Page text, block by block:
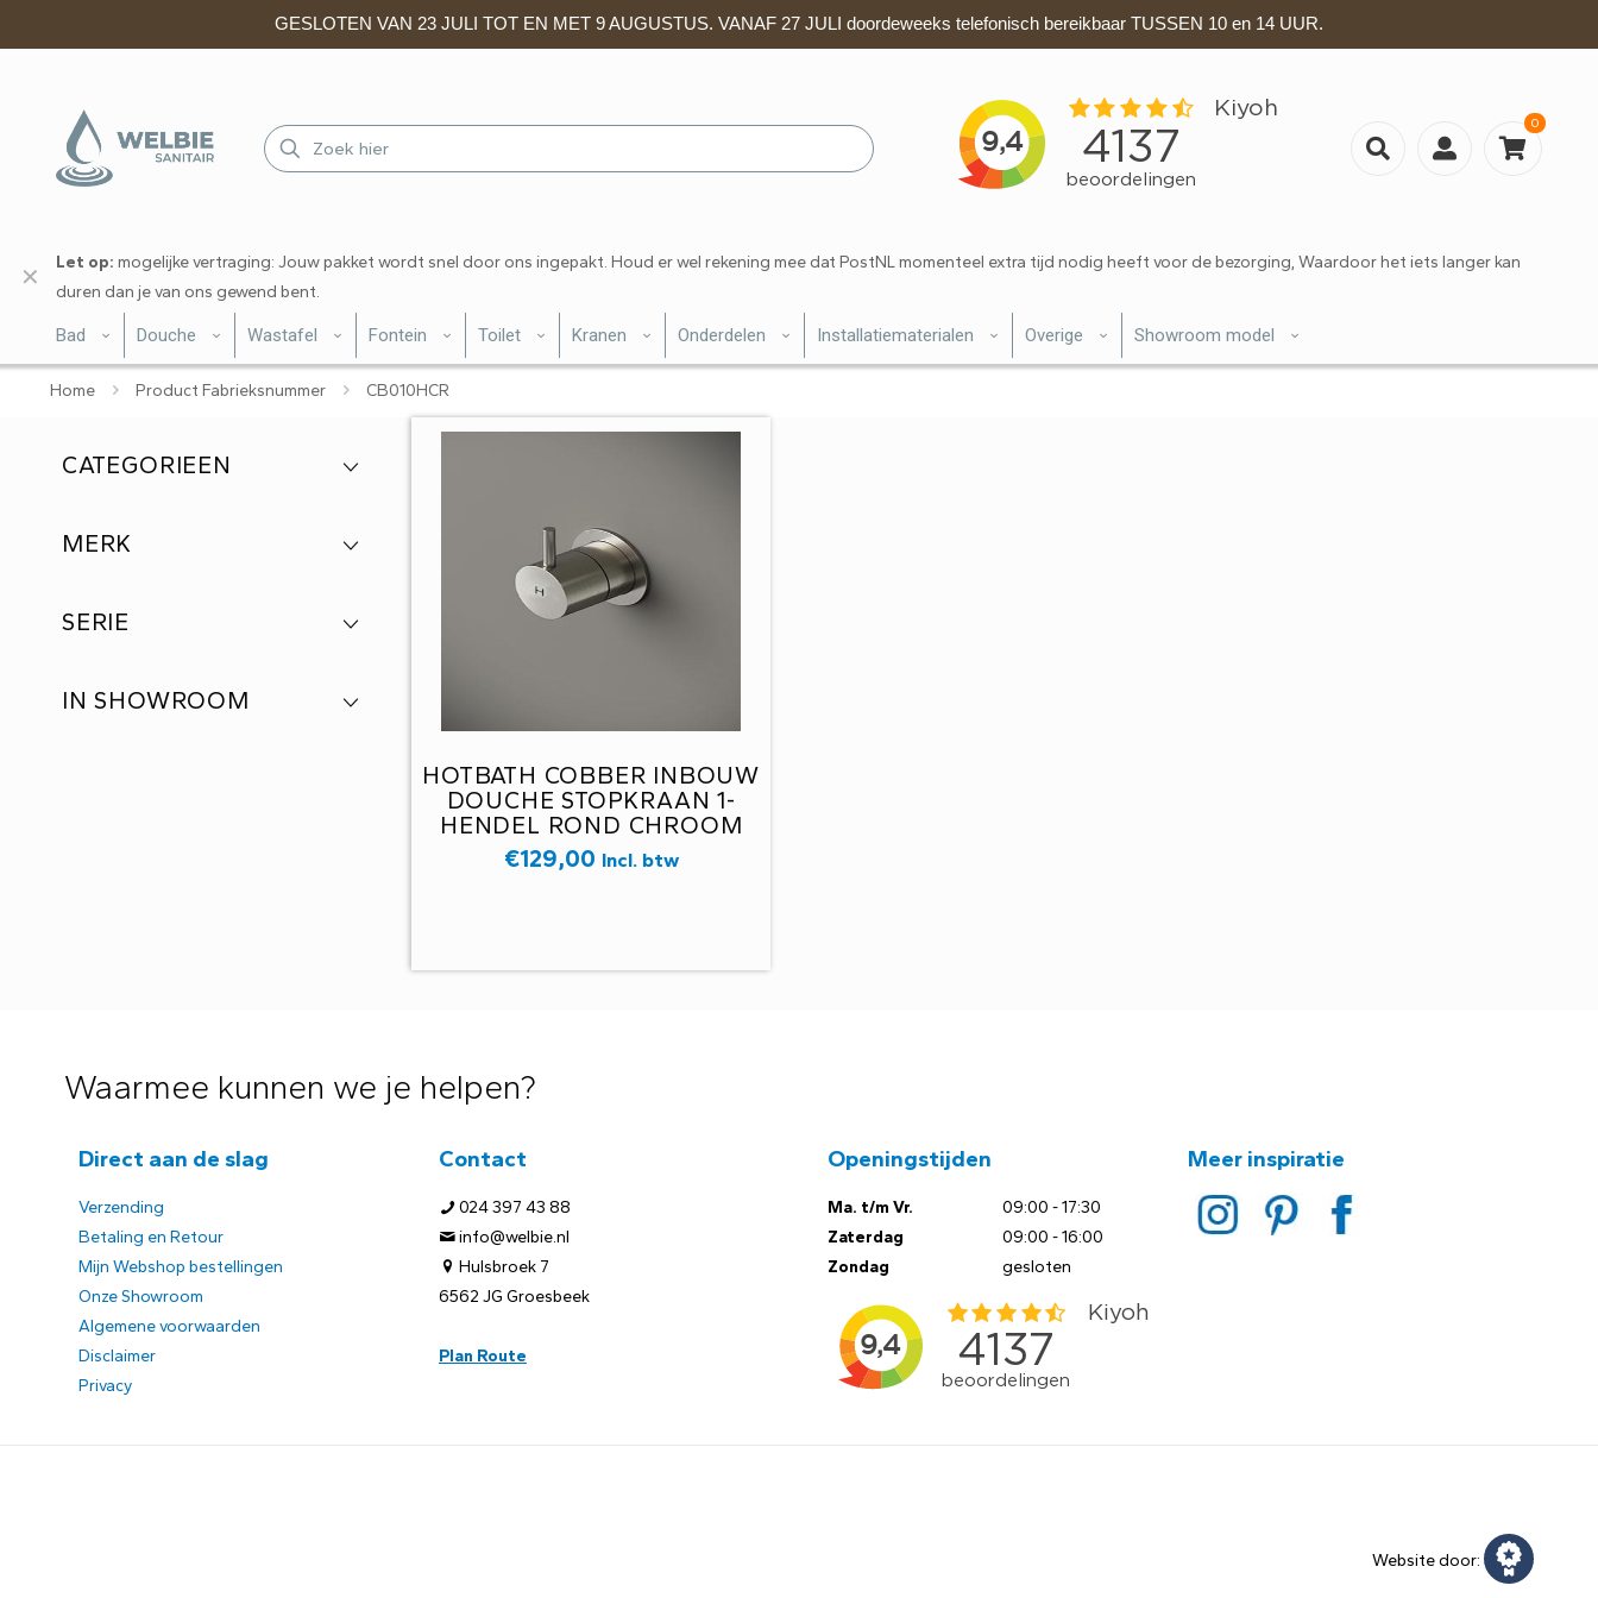
GESLOTEN VAN 23 JULI TOT EN MET 9 AUGUSTUS. VANAF 27 JULI doordeweeks telefonisch bereikbaar TUSSEN 10 en 14 UUR.
0
Let op: mogelijke vertraging: Jouw pakket wordt snel door ons ingepakt. Houd er wel rekening mee dat PostNL momenteel extra tijd nodig heeft voor de bezorging, Waardoor het iets langer kan
duren dan je van ons gewend bent.
✕
Bad Douche Wastafel Fontein Toilet Kranen Onderdelen Installatiematerialen Overige Showroom model
Home Product Fabrieksnummer CB010HCR
HOTBATH COBBER INBOUW
DOUCHE STOPKRAAN 1-
HENDEL ROND CHROOM
CB010HCR HOT
€129,00 Incl. btw
CATEGORIEEN
MERK
SERIE
IN SHOWROOM
Waarmee kunnen we je helpen?
Direct aan de slag
Verzending
Betaling en Retour
Mijn Webshop bestellingen
Onze Showroom
Algemene voorwaarden
Disclaimer
Privacy
Contact
024 397 43 88
info@welbie.nl
Hulsbroek 7
6562 JG Groesbeek
Plan Route
Openingstijden
Ma. t/m Vr.
Zaterdag
Zondag
09:00 - 17:30
09:00 - 16:00
gesloten
Meer inspiratie
Website door: